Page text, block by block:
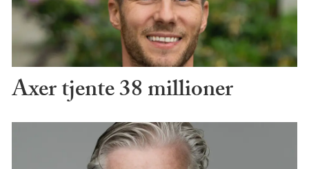
Axer tjente 38 millioner